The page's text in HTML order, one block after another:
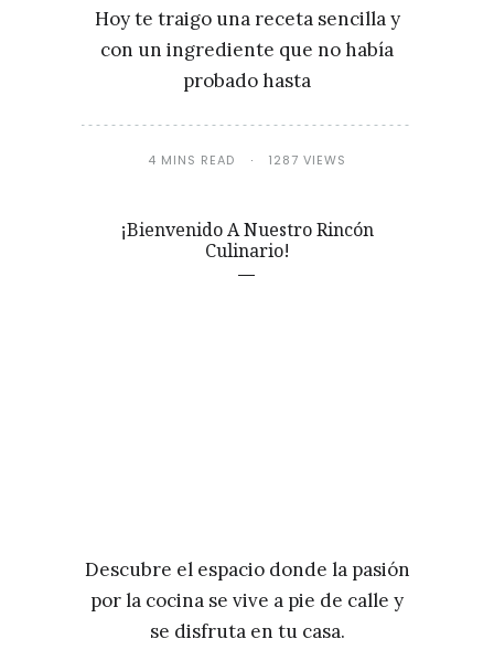
Hoy te traigo una receta sencilla y
con un ingrediente que no había
probado hasta
4 MINS READ 1287 VIEWS
¡Bienvenido A Nuestro Rincón
Culinario!
Descubre el espacio donde la pasión
por la cocina se vive a pie de calle y
se disfruta en tu casa.